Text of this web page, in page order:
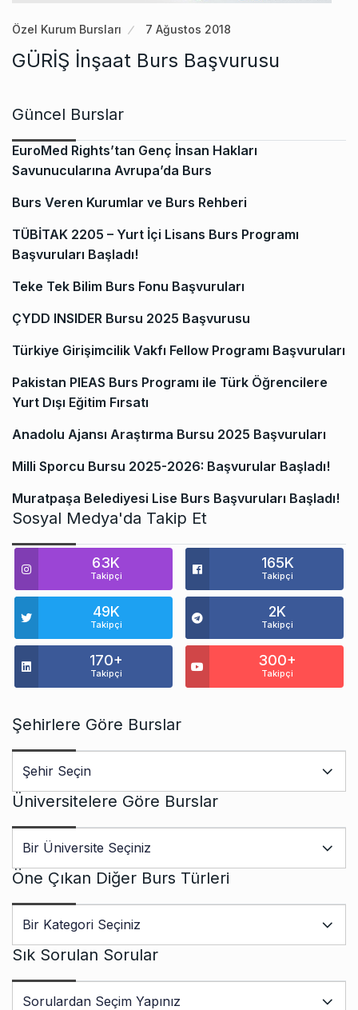
Özel Kurum Bursları 7 Ağustos 2018
GÜRİŞ İnşaat Burs Başvurusu
Güncel Burslar
EuroMed Rights’tan Genç İnsan Hakları
Savunucularına Avrupa’da Burs
Burs Veren Kurumlar ve Burs Rehberi
TÜBİTAK 2205 – Yurt İçi Lisans Burs Programı
Başvuruları Başladı!
Teke Tek Bilim Burs Fonu Başvuruları
ÇYDD INSIDER Bursu 2025 Başvurusu
Türkiye Girişimcilik Vakfı Fellow Programı Başvuruları
Pakistan PIEAS Burs Programı ile Türk Öğrencilere
Yurt Dışı Eğitim Fırsatı
Anadolu Ajansı Araştırma Bursu 2025 Başvuruları
Milli Sporcu Bursu 2025-2026: Başvurular Başladı!
Muratpaşa Belediyesi Lise Burs Başvuruları Başladı!
Sosyal Medya'da Takip Et
63K
Takipçi
165K
Takipçi
49K
Takipçi
2K
Takipçi
170+
Takipçi
300+
Takipçi
Şehirlere Göre Burslar
Üniversitelere Göre Burslar
Öne Çıkan Diğer Burs Türleri
Sık Sorulan Sorular